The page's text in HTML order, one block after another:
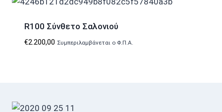
R100 Σύνθετο Σαλονιού
€2.200,00 Συμπεριλαμβάνεται ο Φ.Π.Α.